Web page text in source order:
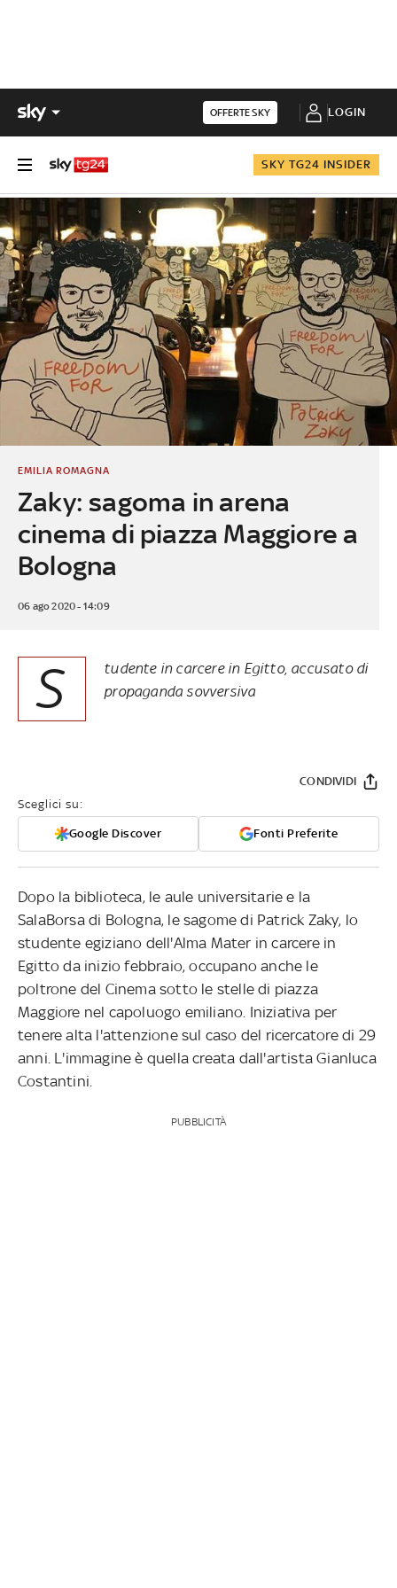
OFFERTE SKY LOGIN
SKY TG24 INSIDER
Zaky: sagoma in arena
cinema di piazza Maggiore a
Bologna
EMILIA ROMAGNA
06 ago 2020 - 14:09
S
tudente in carcere in Egitto, accusato di
propaganda sovversiva
Sceglici su:
Google Discover Fonti Preferite
CONDIVIDI
Dopo la biblioteca, le aule universitarie e la
SalaBorsa di Bologna, le sagome di Patrick Zaky, lo
studente egiziano dell'Alma Mater in carcere in
Egitto da inizio febbraio, occupano anche le
poltrone del Cinema sotto le stelle di piazza
Maggiore nel capoluogo emiliano. Iniziativa per
tenere alta l'attenzione sul caso del ricercatore di 29
anni. L'immagine è quella creata dall'artista Gianluca
Costantini.
PUBBLICITÀ